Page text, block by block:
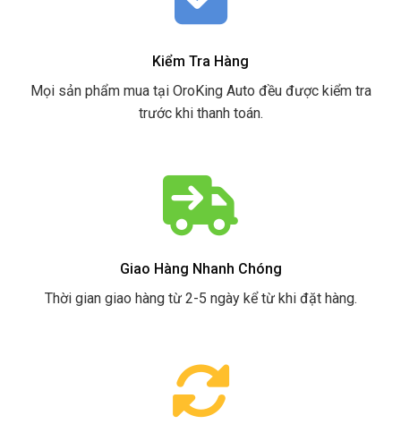
Kiểm Tra Hàng
Mọi sản phẩm mua tại OroKing Auto đều được kiểm tra
trước khi thanh toán.
Giao Hàng Nhanh Chóng
Thời gian giao hàng từ 2-5 ngày kể từ khi đặt hàng.